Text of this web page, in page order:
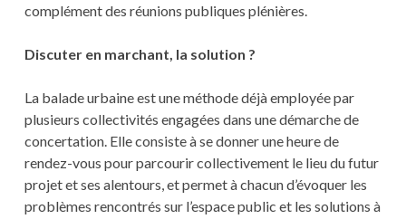
complément des réunions publiques plénières.
Discuter en marchant, la solution ?
La balade urbaine est une méthode déjà employée par
plusieurs collectivités engagées dans une démarche de
concertation. Elle consiste à se donner une heure de
rendez-vous pour parcourir collectivement le lieu du futur
projet et ses alentours, et permet à chacun d’évoquer les
problèmes rencontrés sur l’espace public et les solutions à